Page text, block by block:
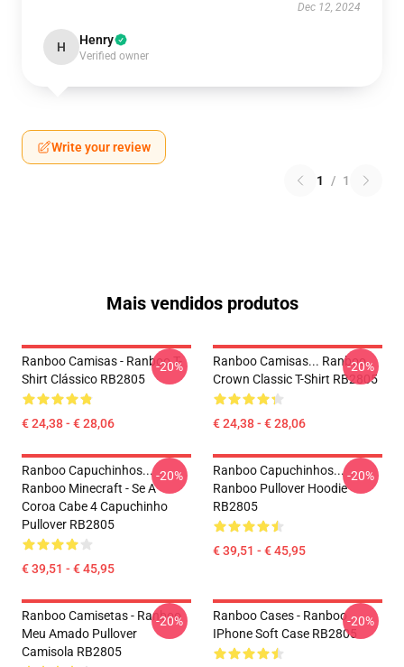
Dec 12, 2024
H Henry
Verified owner
Write your review
1 / 1
Mais vendidos produtos
Ranboo Camisas - Ranboo T-
Shirt Clássico RB2805
€ 24,38 - € 28,06
-20%
Ranboo Camisas... Ranboo
Crown Classic T-Shirt RB2805
€ 24,38 - € 28,06
-20%
Ranboo Capuchinhos...
Ranboo Minecraft - Se A
Coroa Cabe 4 Capuchinho
Pullover RB2805
€ 39,51 - € 45,95
-20%
Ranboo Capuchinhos...
Ranboo Pullover Hoodie
RB2805
€ 39,51 - € 45,95
-20%
Ranboo Camisetas - Ranboo
Meu Amado Pullover
Camisola RB2805
-20%
Ranboo Cases - Ranboo
IPhone Soft Case RB2805
-20%